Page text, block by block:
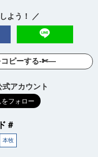
よう！ ／
コピーする-✄—
アカウント
＃
本牧